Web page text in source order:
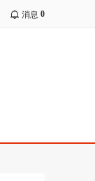
消息 0